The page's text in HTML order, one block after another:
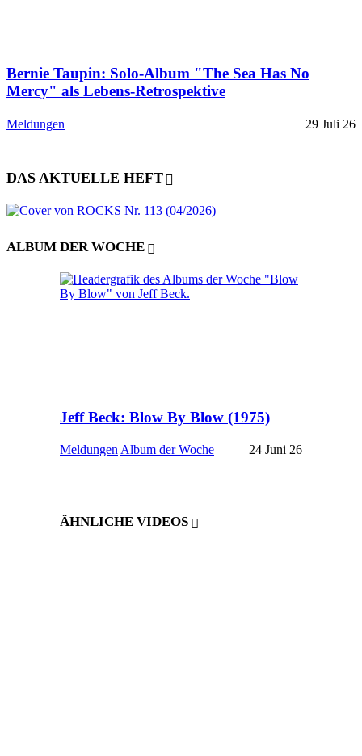
Bernie Taupin: Solo-Album "The Sea Has No
Mercy" als Lebens-Retrospektive
Meldungen 29 Juli 26
DAS AKTUELLE HEFT
ALBUM DER WOCHE
Jeff Beck: Blow By Blow (1975)
Meldungen Album der Woche 24 Juni 26
ÄHNLICHE VIDEOS